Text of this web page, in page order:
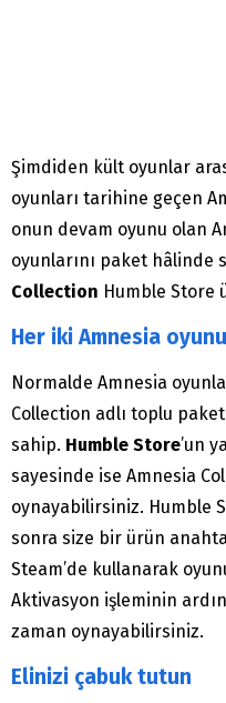
Şimdiden kült oyunlar
oyunları tarihine geçen
onun devam oyunu olan
oyunlarını paket hâlinde
Collection Humble Store
Her iki Amnesia
Normalde Amnesia
Collection adlı toplu paket
sahip. Humble Store’un
sayesinde ise Amnesia
oynayabilirsiniz. Humble
sonra size bir ürün
Steam’de kullanarak
Aktivasyon işleminin
zaman oynayabilirsiniz.
Elinizi çabuk tutun